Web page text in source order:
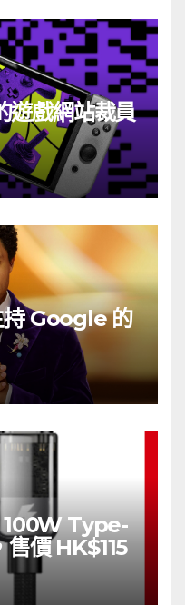
戲網站裁員
Google 的
Type-
售價 HK$115